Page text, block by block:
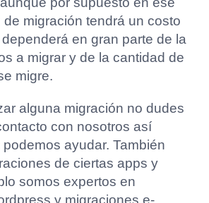
migración tendrá un costo
en gran parte de la
a migrar y de la cantidad de
migre.
alguna migración no dudes
con nosotros así
ayudar. También
de ciertas apps y
somos expertos en
y migraciones e-